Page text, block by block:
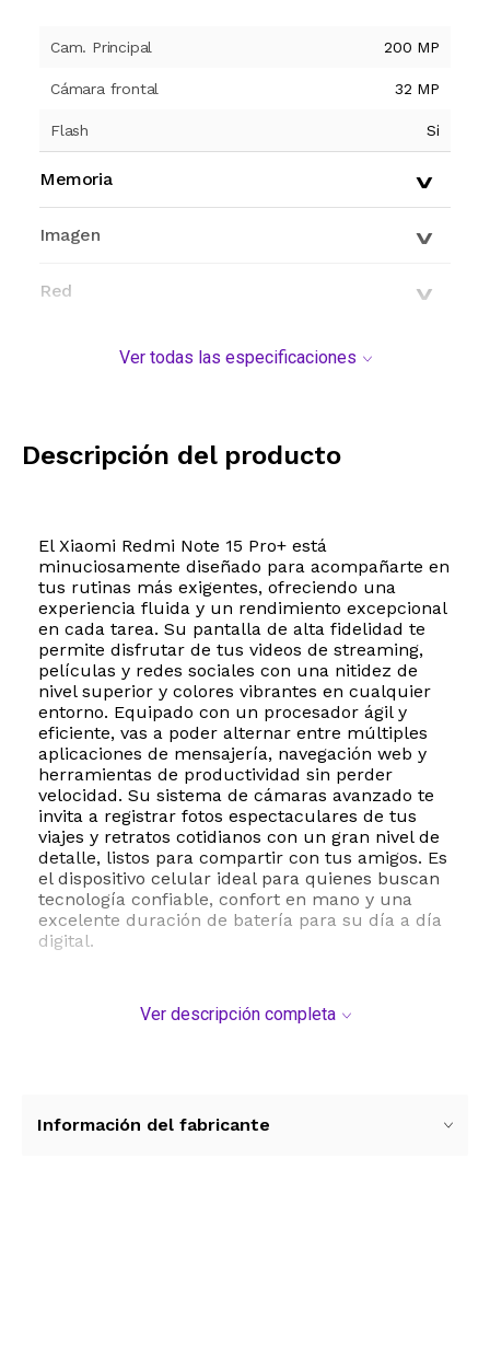
Cam. Principal 200 MP
Cámara frontal 32 MP
Flash Si
Memoria
Imagen
Red
Conectividad
Modelo y origen
Ver todas las especificaciones
Descripción del producto
El Xiaomi Redmi Note 15 Pro+ está
minuciosamente diseñado para acompañarte en
tus rutinas más exigentes, ofreciendo una
experiencia fluida y un rendimiento excepcional
en cada tarea. Su pantalla de alta fidelidad te
permite disfrutar de tus videos de streaming,
películas y redes sociales con una nitidez de
nivel superior y colores vibrantes en cualquier
entorno. Equipado con un procesador ágil y
eficiente, vas a poder alternar entre múltiples
aplicaciones de mensajería, navegación web y
herramientas de productividad sin perder
velocidad. Su sistema de cámaras avanzado te
invita a registrar fotos espectaculares de tus
viajes y retratos cotidianos con un gran nivel de
detalle, listos para compartir con tus amigos. Es
el dispositivo celular ideal para quienes buscan
tecnología confiable, confort en mano y una
excelente duración de batería para su día a día
digital.
Ver descripción completa
Información del fabricante